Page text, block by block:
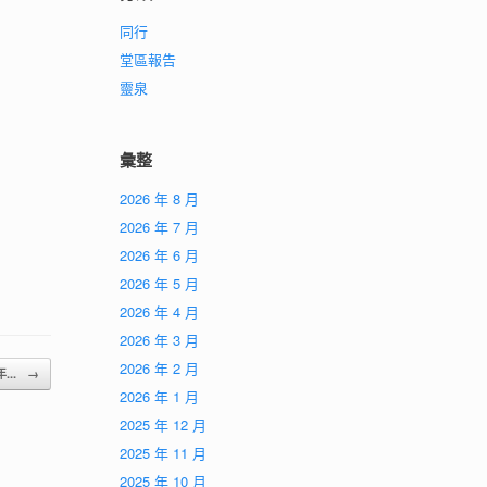
... →
同行
堂區報告
靈泉
彙整
2026 年 8 月
2026 年 7 月
2026 年 6 月
2026 年 5 月
2026 年 4 月
2026 年 3 月
2026 年 2 月
2026 年 1 月
2025 年 12 月
2025 年 11 月
2025 年 10 月